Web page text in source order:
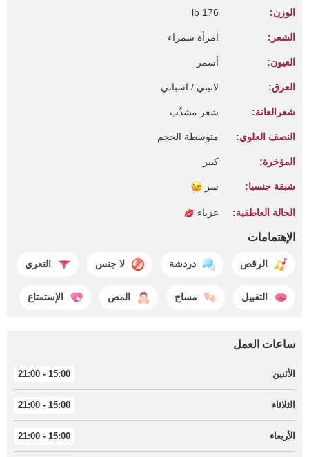
الوزن: 176 lb
الشعر: امرأة سمراء
العيون: أسمر
العرق: لاتيني / اسباني
شعرالعانة: شعر مشذّب
النصف العلوي: متوسطة الحجم
المؤخرة: كبير
شبقة جنسيا: سر
الحالة العاطفية: عزباء
الإهتمامات
الرقص دردشة لا جنس التعري
التقبيل مساج المص الإستمتاع
ساعات العمل
الأثنين 15:00 - 21:00
الثلاثاء 15:00 - 21:00
الأربعاء 15:00 - 21:00